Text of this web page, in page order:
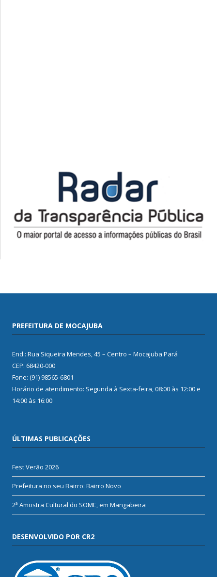
PREFEITURA DE MOCAJUBA
End.: Rua Siqueira Mendes, 45 – Centro – Mocajuba Pará
CEP: 68420-000
Fone: (91) 98565-6801
Horário de atendimento: Segunda à Sexta-feira, 08:00 às 12:00 e
14:00 às 16:00
ÚLTIMAS PUBLICAÇÕES
Fest Verão 2026
Prefeitura no seu Bairro: Bairro Novo
2ª Amostra Cultural do SOME, em Mangabeira
DESENVOLVIDO POR CR2